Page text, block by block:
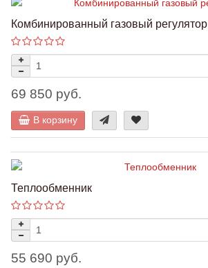
Комбинированный газовый регулятор
69 850 руб.
В корзину
Теплообменник
55 690 руб.